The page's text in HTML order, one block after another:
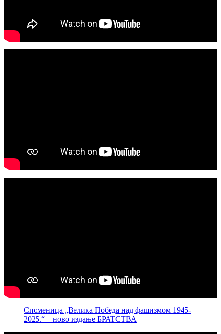
Споменица „Велика Победа над фашизмом 1945-
2025.“ – ново издање БРАТСТВА